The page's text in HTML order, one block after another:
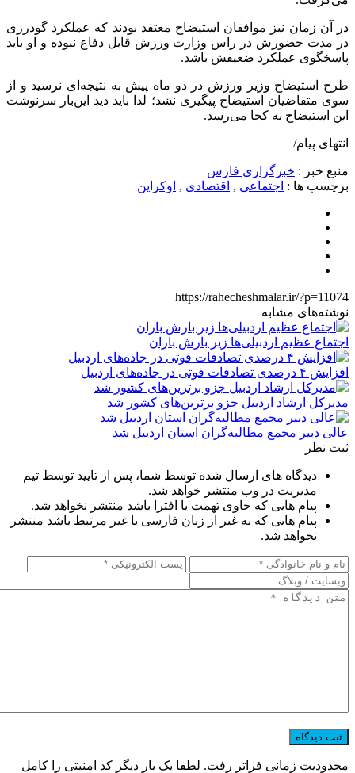
در آن زمان نیز موافقان استیضاح معتقد بودند که عملکرد گودرزی
در مدت حضورش در راس وزارت ورزش قابل دفاع نبوده و او باید
پاسخگوی عملکرد ضعیفش باشد.
طرح استیضاح وزیر ورزش در دو ماه پیش به نتیجه‌ای نرسید و از
سوی متقاضیان استیضاح پیگیری نشد؛ لذا باید دید این‌بار سرنوشت
این استیضاح به کجا می‌رسد.
انتهای پیام/
منبع خبر : خبرگزاری فارس
برچسب ها : اجتماعی , اقتصادی , اوکراین
https://rahecheshmalar.ir/?p=11074
نوشته‌های مشابه
اجتماع عظیم اردبیلی‌ها زیر بارش باران
افزایش ۴ درصدی تصادفات فوتی در جاده‌های اردبیل
مدیرکل ارشاد اردبیل جزو برترین‌های کشور شد
عالی دبیر مجمع مطالبه‌گران استان اردبیل شد
ثبت نظر
دیدگاه های ارسال شده توسط شما، پس از تایید توسط تیم
مدیریت در وب منتشر خواهد شد.
پیام هایی که حاوی تهمت یا افترا باشد منتشر نخواهد شد.
پیام هایی که به غیر از زبان فارسی یا غیر مرتبط باشد منتشر
نخواهد شد.
محدودیت زمانی فراتر رفت. لطفا یک بار دیگر کد امنیتی را کامل